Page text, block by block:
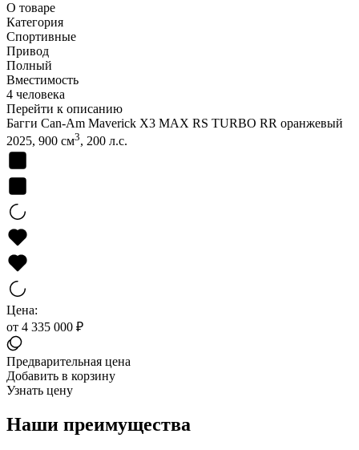
О товаре
Категория
Спортивные
Привод
Полный
Вместимость
4 человека
Перейти к описанию
Багги Can-Am Maverick X3 MAX RS TURBO RR оранжевый
2025, 900 см3, 200 л.с.
Цена:
от 4 335 000 ₽
Предварительная цена
Добавить в корзину
Узнать цену
Наши преимущества